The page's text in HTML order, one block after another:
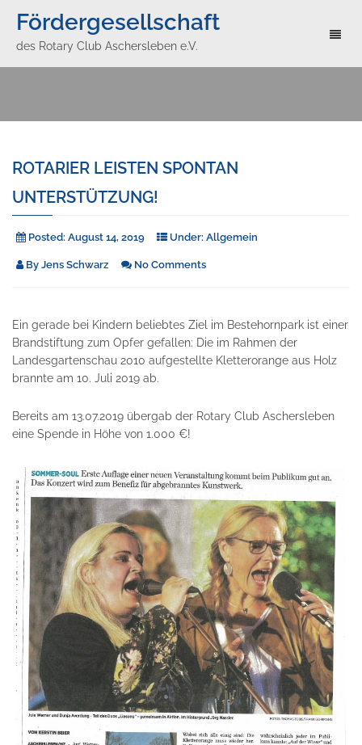
Fördergesellschaft
des Rotary Club Aschersleben e.V.
ROTARIER LEISTEN SPONTAN
UNTERSTÜTZUNG!
Posted: August 14, 2019 Under: Allgemein
By Jens Schwarz No Comments
Ein gerade bei Kindern beliebtes Ziel im Bestehornpark ist einer
Brandstiftung zum Opfer gefallen: Die im Rahmen der
Landesgartenschau 2010 aufgestellte Kletterorange aus Holz
brannte am 10. Juli 2019 ab.
Bereits am 13.07.2019 übergab der Rotary Club Aschersleben
eine Spende in Höhe von 1.000 €!